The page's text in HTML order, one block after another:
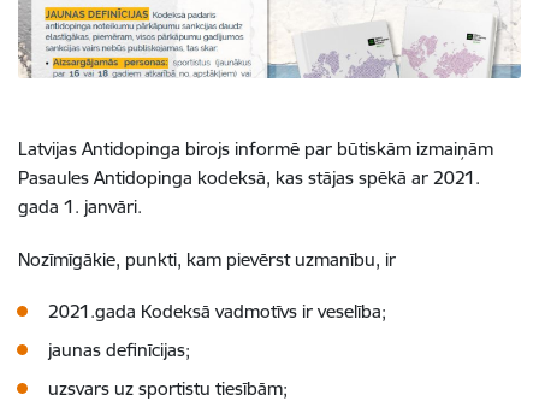
Latvijas Antidopinga birojs informē par būtiskām izmaiņām
Pasaules Antidopinga kodeksā, kas stājas spēkā ar 2021.
gada 1. janvāri.
Nozīmīgākie, punkti, kam pievērst uzmanību, ir
2021.gada Kodeksā vadmotīvs ir veselība;
jaunas definīcijas;
uzsvars uz sportistu tiesībām;